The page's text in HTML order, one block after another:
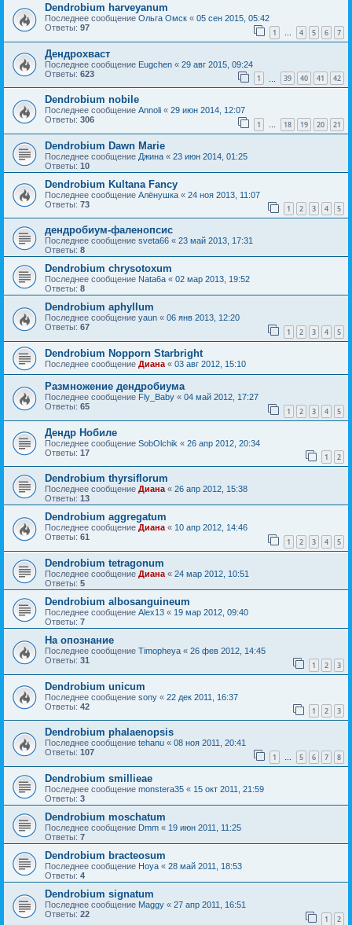
Dendrobium harveyanum
Последнее сообщение Ольга Омск « 05 сен 2015, 05:42
Ответы: 97 1 … 4 5 6 7
Дендрохваст
Последнее сообщение Eugchen « 29 авг 2015, 09:24
Ответы: 623 1 39 40 41 42
Dendrobium nobile
Последнее сообщение Annoli « 29 июн 2014, 12:07
Ответы: 306 1 … 18 19 20 21
Dendrobium Dawn Marie
Последнее сообщение Джина « 23 июн 2014, 01:25
Ответы: 10
Dendrobium Kultana Fancy
Последнее сообщение Алёнушка « 24 ноя 2013, 11:07
Ответы: 73 1 2 3 4 5
дендробиум-фаленопсис
Последнее сообщение sveta66 « 23 май 2013, 17:31
Ответы: 8
Dendrobium chrysotoxum
Последнее сообщение Nata6a « 02 мар 2013, 19:52
Ответы: 8
Dendrobium aphyllum
Последнее сообщение yaun « 06 янв 2013, 12:20
Ответы: 67 1 2 3 4 5
Dendrobium Nopporn Starbright
Последнее сообщение Диана « 03 авг 2012, 15:10
Размножение дендробиума
Последнее сообщение Fly_Baby « 04 май 2012, 17:27
Ответы: 65 1 2 3 4 5
Дендр Нобиле
Последнее сообщение SobOlchik « 26 апр 2012, 20:34
Ответы: 17 1 2
Dendrobium thyrsiflorum
Последнее сообщение Диана« 26 апр 2012, 15:38
Ответы: 13
Dendrobium aggregatum
Последнее сообщение Диана« 10 апр 2012, 14:46
Ответы: 61 1 2 3 4 5
Dendrobium tetragonum
Последнее сообщение Диана « 24 мар 2012, 10:51
Ответы: 5
Dendrobium albosanguineum
Последнее сообщение Alex13 « 19 мар 2012, 09:40
Ответы: 7
На опознание
Последнее сообщение Timopheya « 26 фев 2012, 14:45
Ответы: 31 1 2 3
Dendrobium unicum
Последнее сообщение sony « 22 дек 2011, 16:37
Ответы: 42 1 2 3
Dendrobium phalaenopsis
Последнее сообщение tehanu « 08 ноя 2011, 20:41
Ответы: 107 1 … 5 6 7 8
Dendrobium smillieae
Последнее сообщение monstera35 « 15 окт 2011, 21:59
Ответы: 3
Dendrobium moschatum
Последнее сообщение Dmm « 19 июн 2011, 11:25
Ответы: 7
Dendrobium bracteosum
Последнее сообщение Hoya « 28 май 2011, 18:53
Ответы: 4
Dendrobium signatum
Последнее сообщение Maggy « 27 апр 2011, 16:51
Ответы: 22 1 2